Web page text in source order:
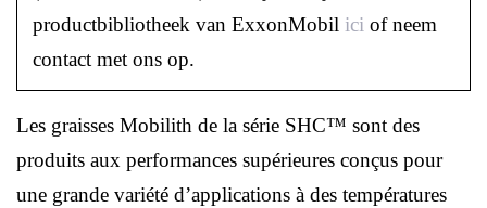
productbibliotheek van ExxonMobil ici of neem
contact met ons op.
Les graisses Mobilith de la série SHC™ sont des
produits aux performances supérieures conçus pour
une grande variété d’applications à des températures